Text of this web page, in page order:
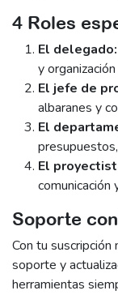
4 Roles
El delegado:
y
El jefe de
albaranes y
El
El
comunicación
Soporte
Con tu suscripción
soporte y
herramientas